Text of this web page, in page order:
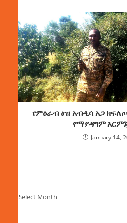
የምዕራብ ዕዝ አብዲሳ አጋ
የማያዳግም
January 14,
Select Month